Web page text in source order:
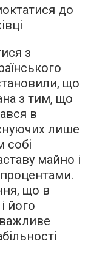
до
з
що
з тим, що
в
лише
собі
майно і
що в
його